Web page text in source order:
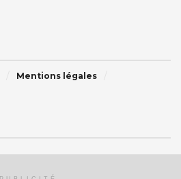
Mentions légales